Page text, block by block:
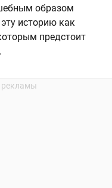
образом
историю как
предстоит